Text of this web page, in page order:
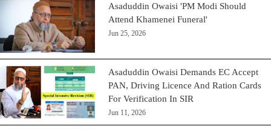
Asaduddin Owaisi 'PM Modi Should
Attend Khamenei Funeral'
Jun 25, 2026
Asaduddin Owaisi Demands EC Accept
PAN, Driving Licence And Ration Cards
For Verification In SIR
Jun 11, 2026